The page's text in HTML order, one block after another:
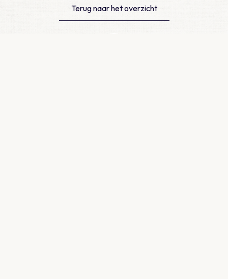
Terug naar het overzicht